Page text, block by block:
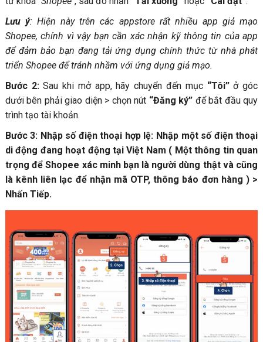
Lưu ý: Hiện này trên các appstore rất nhiều app giả mạo
Shopee, chính vì vậy bạn cần xác nhận kỹ thông tin của app
để đảm bảo bạn đang tải ứng dụng chính thức từ nhà phát
triển Shopee để tránh nhầm với ứng dụng giả mạo.
Bước 2:Sau khi mở app, hãy chuyển đến mục “Tôi”ở góc
dưới bên phải giao diện > chọn nút “Đăng ký” để bắt đầu quy
trình tạo tài khoản.
Bước 3: Nhập số điện thoại hợp lệ: Nhập một số điện thoại
di động đang hoạt động tại Việt Nam ( Một thông tin quan
trọng để Shopee xác minh bạn là người dùng thật và cũng
là kênh liên lạc để nhận mã OTP, thông báo đơn hàng ) >
Nhấn Tiếp.